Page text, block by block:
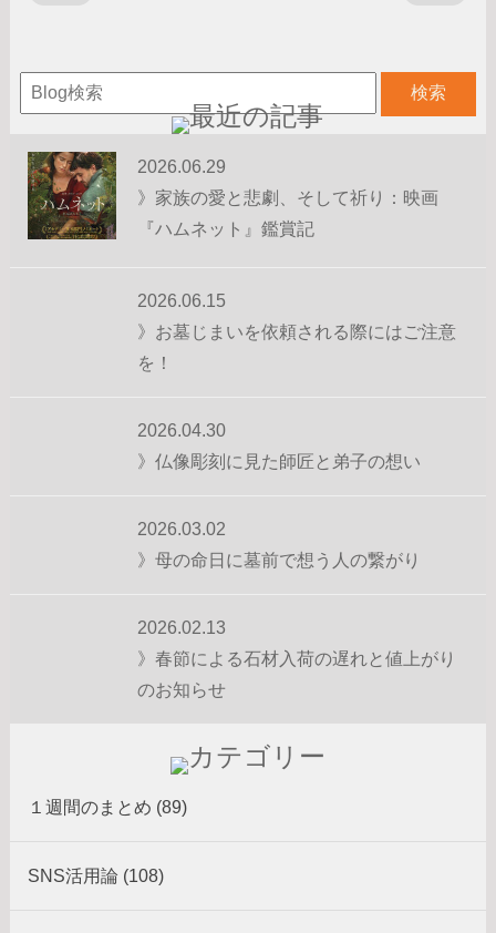
2026.06.29
》家族の愛と悲劇、そして祈り：映画
『ハムネット』鑑賞記
2026.06.15
》お墓じまいを依頼される際にはご注意
を！
2026.04.30
》仏像彫刻に見た師匠と弟子の想い
2026.03.02
》母の命日に墓前で想う人の繋がり
2026.02.13
》春節による石材入荷の遅れと値上がり
のお知らせ
１週間のまとめ (89)
SNS活用論 (108)